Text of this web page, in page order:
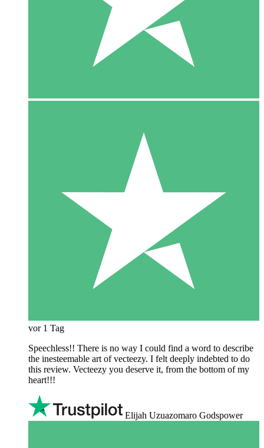
vor 1 Tag
Speechless!! There is no way I could find a word to describe
the inesteemable art of vecteezy. I felt deeply indebted to do
this review. Vecteezy you deserve it, from the bottom of my
heart!!!
Elijah Uzuazomaro Godspower